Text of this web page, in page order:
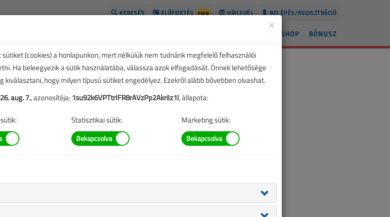
BELÉPÉS/REGISZTRÁCIÓ
HÍRLEVÉL
ELŐFIZETÉS TIPP
KERESÉS
BÓNUSZ
SHOP
mára aktualitásukat veszíthették,
×
(cookies) a honlapunkon, mert nélkülük nem tudnánk megfelelő felhasználói
Ha beleegyezik a sütik használatába, válassza azok elfogadását. Önnek lehetősége
hogy milyen típusú sütiket engedélyez. Ezekről alább bővebben olvashat.
aug. 7., azonosítója:1su92k6VPTtrIFR8rAVzPp2AkriIz1I, állapota:
Statisztikai sütik: Marketing sütik: